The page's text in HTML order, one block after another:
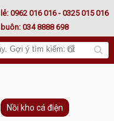
lẻ:0962 016 016 - 0325 015 016
buôn:034 8888 698
Nồi kho cá điện